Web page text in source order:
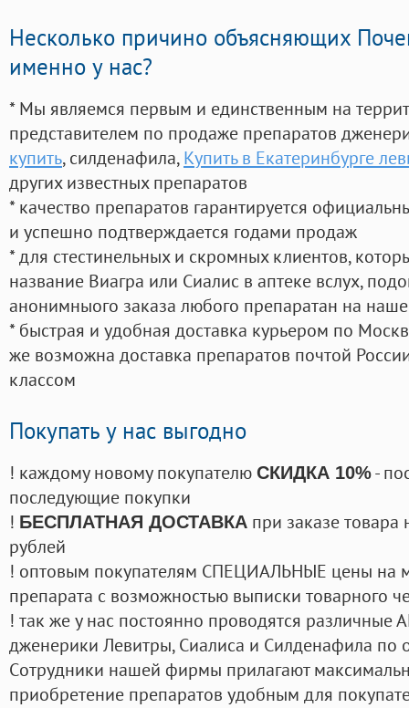
Несколько причино объясняющих
именно у нас?
* Мы являемся первым и единственным на
представителем по продаже препаратов
купить, силденафила, Купить в Екатеринбурге
других известных препаратов
* качество препаратов гарантируется
и успешно подтверждается годами продаж
* для стестинельных и скромных клиентов,
название Виагра или Сиалис в аптеке вслух,
анонимныого заказа любого препаратан на
* быстрая и удобная доставка курьером по
же возможна доставка препаратов почтой
классом
Покупать у нас выгодно
! каждому новому покупателю СКИДКА 10%-
последующие покупки
! БЕСПЛАТНАЯ ДОСТАВКА при заказе
рублей
! оптовым покупателям СПЕЦИАЛЬНЫЕ цены на
препарата с возможностью выписки товарного
! так же у нас постоянно проводятся
дженерики Левитры, Сиалиса и Силденафила по
Cотрудники нашей фирмы прилагают
приобретение препаратов удобным для